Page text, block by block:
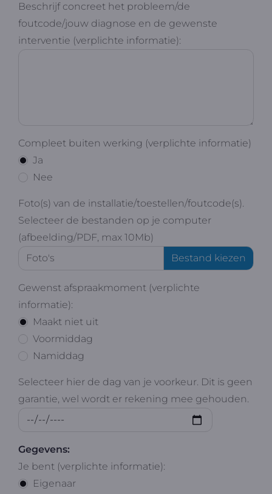
Beschrijf concreet het probleem/de
foutcode/jouw diagnose en de gewenste
interventie (verplichte informatie):
Ja
Nee
Compleet buiten werking (verplichte informatie)
Foto(s) van de installatie/toestellen/foutcode(s).
Selecteer de bestanden op je computer
(afbeelding/PDF, max 10Mb)
Maakt niet uit
Voormiddag
Namiddag
Gewenst afspraakmoment (verplichte
informatie):
Selecteer hier de dag van je voorkeur. Dit is geen
garantie, wel wordt er rekening mee gehouden.
Gegevens:
Eigenaar
Je bent (verplichte informatie):